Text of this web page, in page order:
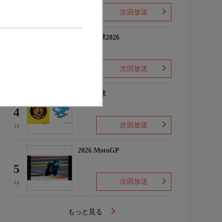
次回放送
プロ野球2026
次回放送
4
(-)
プロ野球
次回放送
5
(-)
2026 MotoGP
次回放送
もっと見る